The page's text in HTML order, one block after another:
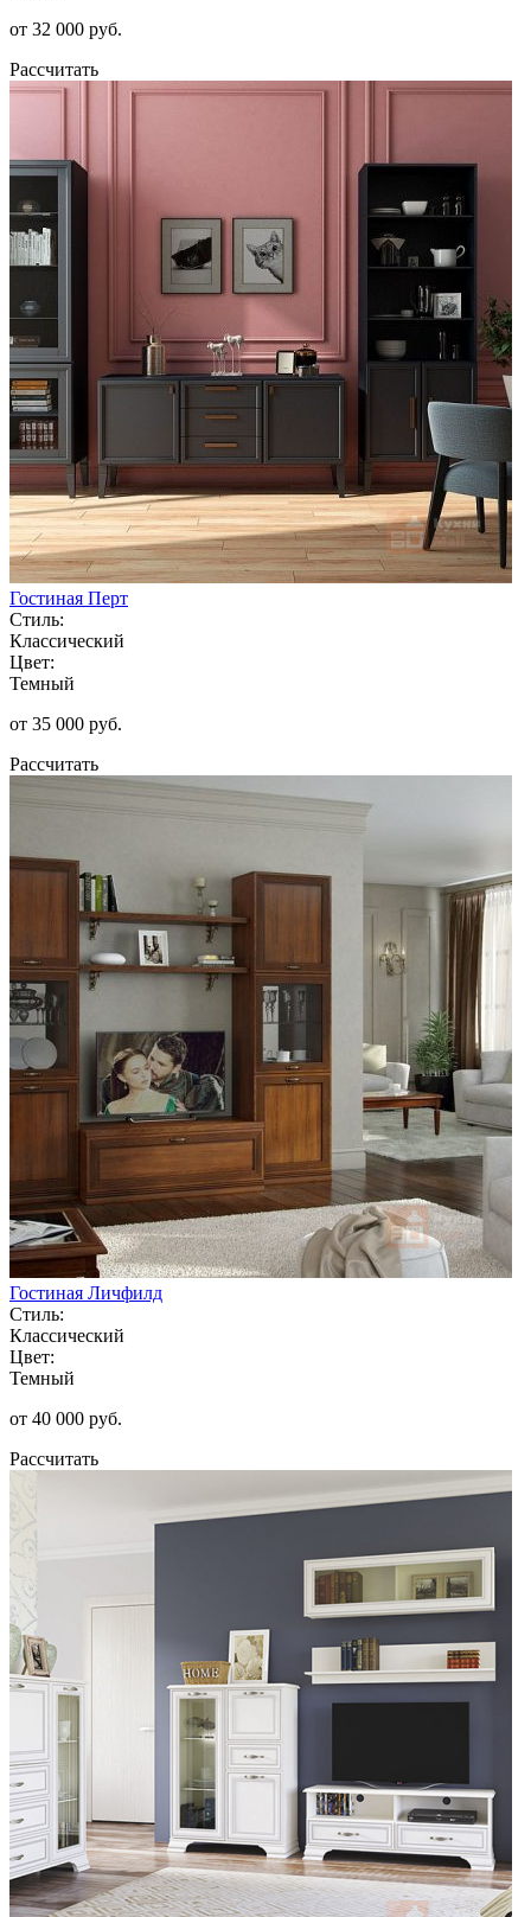
от 32 000 руб.
Рассчитать
Гостиная Перт
Стиль:
Классический
Цвет:
Темный
от 35 000 руб.
Рассчитать
Гостиная Личфилд
Стиль:
Классический
Цвет:
Темный
от 40 000 руб.
Рассчитать